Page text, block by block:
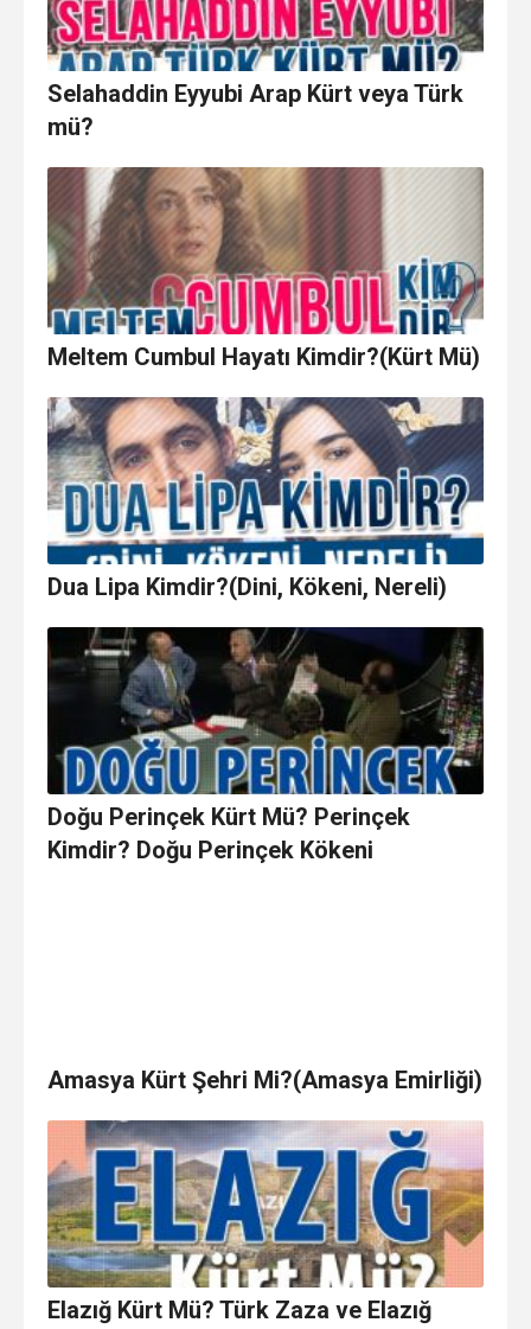
Selahaddin Eyyubi Arap Kürt veya Türk
mü?
Meltem Cumbul Hayatı Kimdir?(Kürt Mü)
Dua Lipa Kimdir?(Dini, Kökeni, Nereli)
Doğu Perinçek Kürt Mü? Perinçek
Kimdir? Doğu Perinçek Kökeni
Amasya Kürt Şehri Mi?(Amasya Emirliği)
Elazığ Kürt Mü? Türk Zaza ve Elazığ